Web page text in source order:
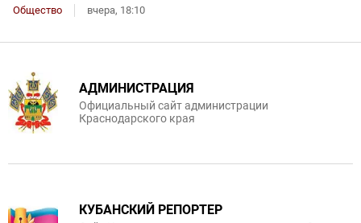
Общество вчера, 18:10
АДМИНИСТРАЦИЯ
Официальный сайт администрации
Краснодарского края
КУБАНСКИЙ РЕПОРТЕР